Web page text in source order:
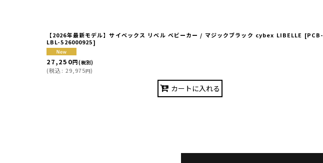
【2026年最新モデル】サイベックス リベル ベビーカー / マジックブラック cybex LIBELLE [PCB-
LBL-526000925]
27,250円(税別)
(税込: 29,975円)
カートに入れる